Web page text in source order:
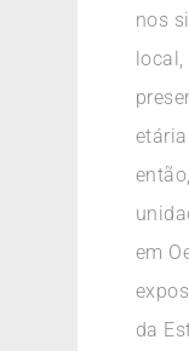
nos
em
da